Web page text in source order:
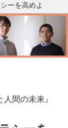
ーを高めよ
間の未来』